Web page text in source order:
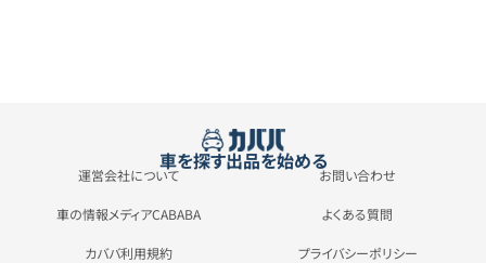
車を探す出品を始める
運営会社について お問い合わせ
車の情報メディアCABABA よくある質問
カババ利用規約 プライバシーポリシー